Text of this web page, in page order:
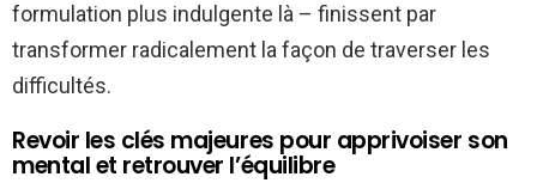
formulation plus indulgente là – finissent par
transformer radicalement la façon de traverser les
difficultés.
Revoir les clés majeures pour apprivoiser son
mental et retrouver l’équilibre